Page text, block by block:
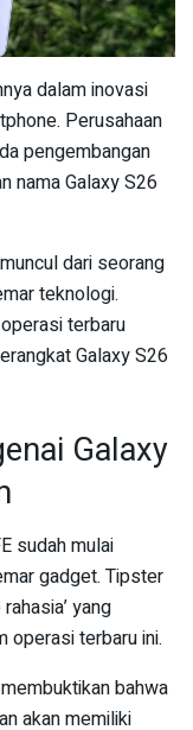
dalam inovasi
Perusahaan
pengembangan
nama Galaxy S26
dari seorang
teknologi.
terbaru
Galaxy S26
Galaxy
sudah mulai
gadget. Tipster
yang
operasi terbaru ini.
bahwa
akan memiliki